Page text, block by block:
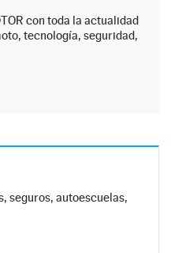
con toda la actualidad
tecnología, seguridad,
seguros, autoescuelas,